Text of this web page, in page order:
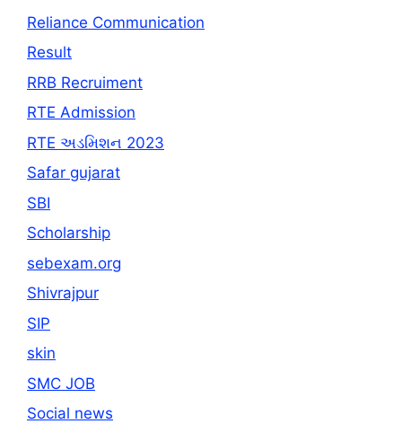
Reliance Communication
Result
RRB Recruiment
RTE Admission
RTE અડમિશન 2023
Safar gujarat
SBI
Scholarship
sebexam.org
Shivrajpur
SIP
skin
SMC JOB
Social news